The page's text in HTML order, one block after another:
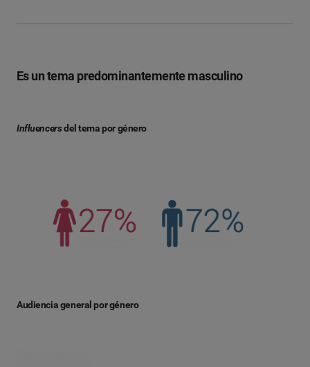
Es un tema predominantemente masculino
Influencersdel tema por género
Audiencia general por género